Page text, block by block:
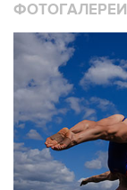
ФОТОГАЛЕРЕИ